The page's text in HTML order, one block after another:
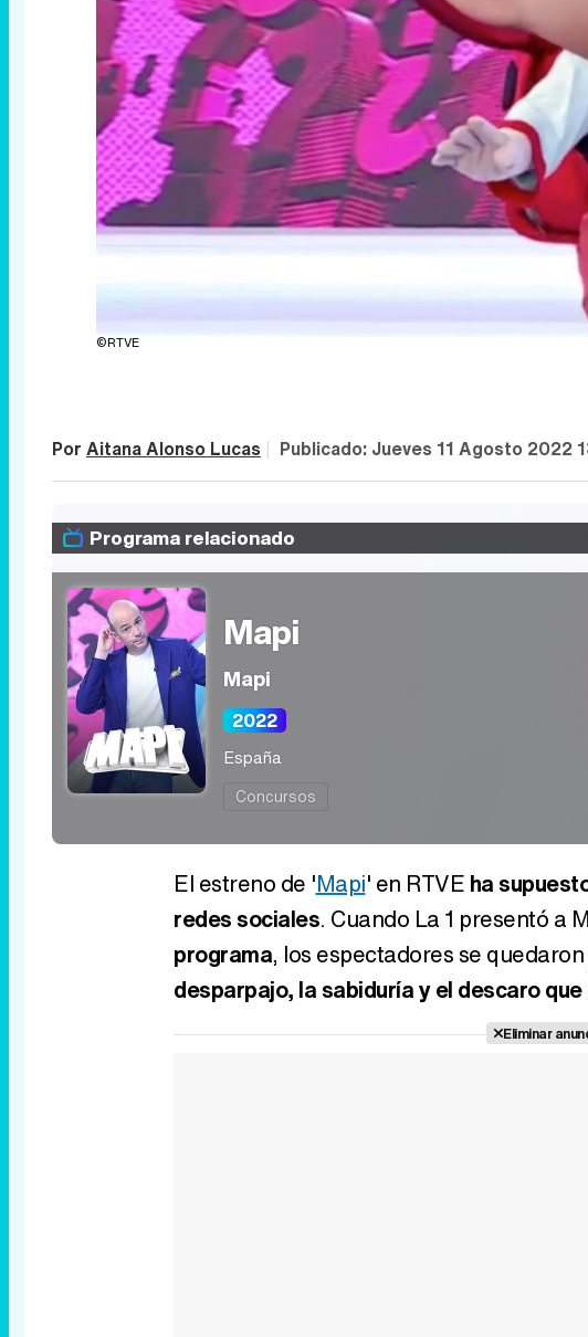
©RTVE
Por Aitana Alonso Lucas | Publicado: Jueves 11 Agosto 2022
Programa relacionado
Mapi
Mapi
2022
España
Concursos
El estreno de 'Mapi' en RTVE ha
redes sociales. Cuando La 1 presentó a
programa, los espectadores se
desparpajo, la sabiduría y el descaro
Eliminar